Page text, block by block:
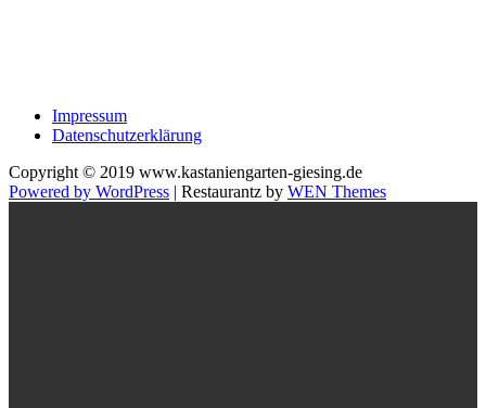
Impressum
Datenschutzerklärung
Copyright © 2019 www.kastaniengarten-giesing.de
Powered by WordPress | Restaurantz by WEN Themes